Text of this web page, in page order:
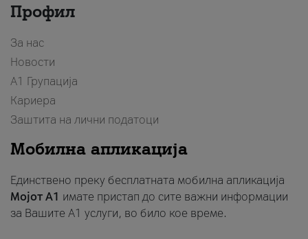
Профил
За нас
Новости
А1 Групација
Кариера
Заштита на лични податоци
Мобилна апликација
Единствено преку бесплатната мобилна апликација
Мојот A1 имате пристап до сите важни информации
за Вашите A1 услуги, во било кое време.